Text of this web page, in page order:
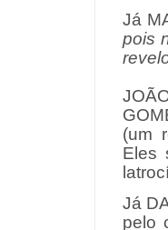
Já
pois
(um
Eles
Já
pelo